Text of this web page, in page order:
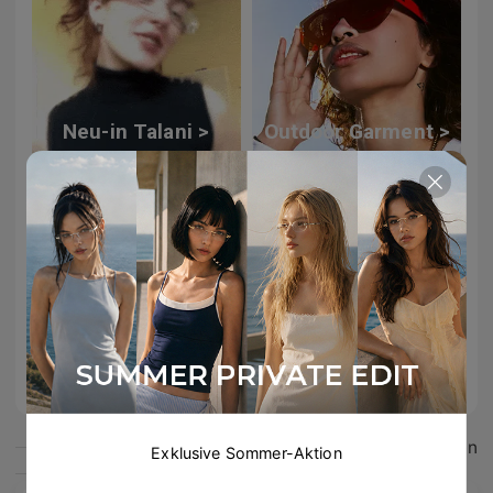
Windsor Kollektion >
Neu-in Talani > Outdoor Garment >
Das könnte dir gefallen
Exklusive Sommer-Aktion